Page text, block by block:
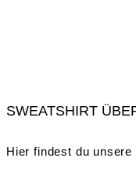
SWEATSHIRT
Hier findest du